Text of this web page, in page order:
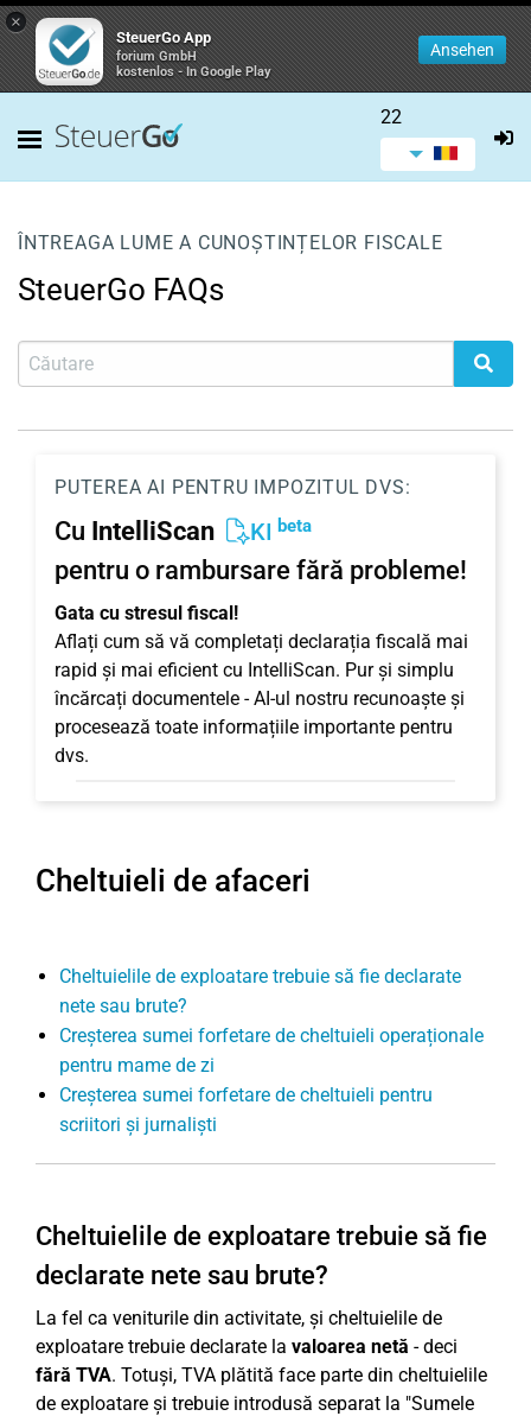
×
SteuerGo App
forium GmbH
kostenlos - In Google Play
Ansehen
22
ÎNTREAGA LUME A CUNOȘTINȚELOR FISCALE
SteuerGo FAQs
PUTEREA AI PENTRU IMPOZITUL DVS:
Cu IntelliScan KI beta
pentru o rambursare fără probleme!
Gata cu stresul fiscal!
Aflați cum să vă completați declarația fiscală mai
rapid și mai eficient cu IntelliScan. Pur și simplu
încărcați documentele - AI-ul nostru recunoaște și
procesează toate informațiile importante pentru
dvs.
Cheltuieli de afaceri
Cheltuielile de exploatare trebuie să fie declarate
nete sau brute?
Creșterea sumei forfetare de cheltuieli operaționale
pentru mame de zi
Creșterea sumei forfetare de cheltuieli pentru
scriitori și jurnaliști
Cheltuielile de exploatare trebuie să fie
declarate nete sau brute?
La fel ca veniturile din activitate, și cheltuielile de
exploatare trebuie declarate la valoarea netă - deci
fără TVA. Totuși, TVA plătită face parte din cheltuielile
de exploatare și trebuie introdusă separat la "Sumele